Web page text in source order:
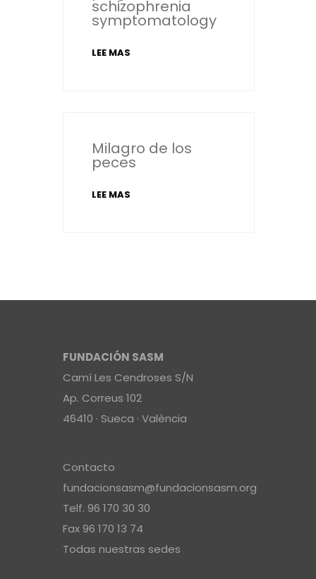
schizophrenia
symptomatology
LEE MAS
Milagro de los
peces
LEE MAS
FUNDACIÓN SASM
Camí Les Cendroses S/N
Ap. Correus 102
46410 · Sueca · València
Contacto
fundacionsasm@fundacionsasm.org
Telf. 96 170 30 30
Fax 96 170 13 74
Todas nuestras sedes